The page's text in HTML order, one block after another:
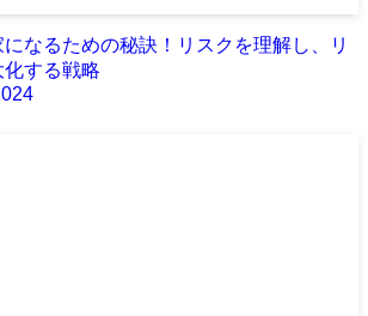
なるための秘訣！リスクを理解し、リ
する戦略